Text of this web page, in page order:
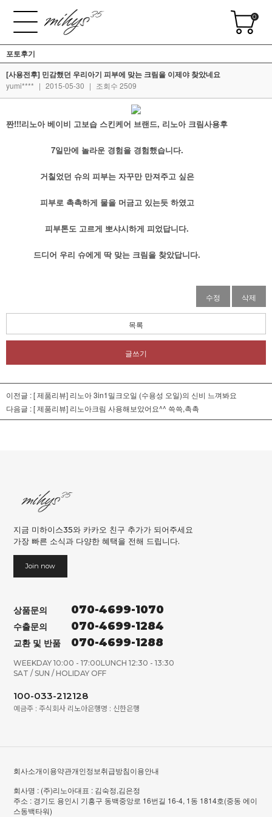
0
포토후기
[사용전후] 민감했던 우리아기 피부에 맞는 크림을 이제야 찾았네요
yumi**** | 2015-05-30 | 조회수 2509
짠!!!리노아베이비 고보습 스킨케어 브랜드, 리노아 크림사용후
7일만에 놀라운 경험을 경험했습니다.
거칠었던 슈의 피부는 자꾸만 만져주고 싶은
피부로 촉촉하게 물을 머금고 있는듯 하였고
피부톤도 고르게 뽀샤시하게 피었답니다.
드디어 우리 슈에게 딱 맞는 크림을 찾았답니다.
수정 삭제
목록
글쓰기
이전글 :[ 제품리뷰] 리노아 3in1밀크오일 (수용성 오일)의 신비 느껴봐요
다음글 :[ 제품리뷰] 리노아크림 사용해보았어요^^ 쓱쓱,촉촉
지금 미하이스35와 카카오 친구 추가가 되어주세요
가장 빠른 소식과 다양한 혜택을 전해 드립니다.
Join now
상품문의 070-4699-1070
수출문의 070-4699-1284
교환 및 반품 070-4699-1288
WEEKDAY 10:00 - 17:00LUNCH 12:30 - 13:30
SAT / SUN / HOLIDAY OFF
100-033-212128
예금주 : 주식회사 리노아은행명 : 신한은행
회사소개이용약관개인정보취급방침이용안내
회사명 : (주)리노아대표 : 김숙정,김은정
주소 : 경기도 용인시 기흥구 동백중앙로 16번길 16-4, 1동 1814호(중동 에이
스동백타워)